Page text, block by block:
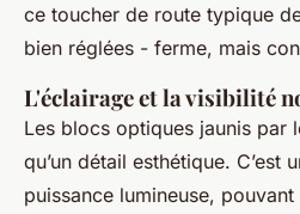
ce toucher de route typique
bien réglées - ferme, mais
L'éclairage et la visibilité
Les blocs optiques jaunis par
qu’un détail esthétique. C’est
puissance lumineuse,